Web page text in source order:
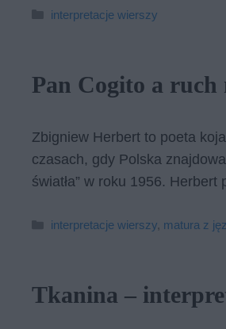
Kategorie
interpretacje wierszy
Pan Cogito a
Zbigniew Herbert to poeta
czasach, gdy Polska
światła” w roku 1956.
Kategorie
interpretacje wierszy, matura z
Tkanina –